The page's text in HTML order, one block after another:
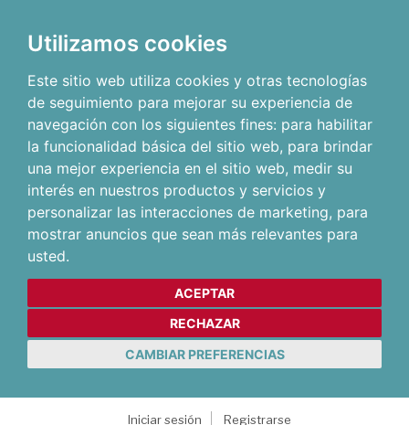
Utilizamos cookies
Este sitio web utiliza cookies y otras tecnologías
de seguimiento para mejorar su experiencia de
navegación con los siguientes fines: para habilitar
la funcionalidad básica del sitio web, para brindar
una mejor experiencia en el sitio web, medir su
interés en nuestros productos y servicios y
personalizar las interacciones de marketing, para
mostrar anuncios que sean más relevantes para
usted.
ACEPTAR
RECHAZAR
CAMBIAR PREFERENCIAS
Iniciar sesión
Registrarse